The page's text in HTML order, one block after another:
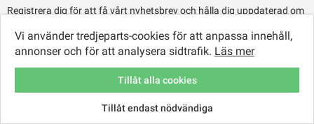
Registrera dig för att få vårt nyhetsbrev och hålla dig uppdaterad om
Vi använder tredjeparts-cookies för att anpassa innehåll,
annonser och för att analysera sidtrafik. Läs mer
Tillåt endast nödvändiga
Tillåt alla cookies